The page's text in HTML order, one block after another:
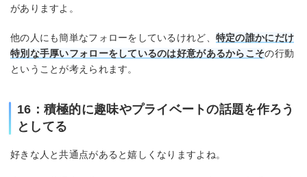
がありますよ。
他の人にも簡単なフォローをしているけれど、 特定の誰かにだけ
特別な手厚いフォローをしているのは好意があるからこその行動
ということが考えられます。
16：積極的に趣味やプライベートの話題を作ろう
としてる
好きな人と共通点があると嬉しくなりますよね。